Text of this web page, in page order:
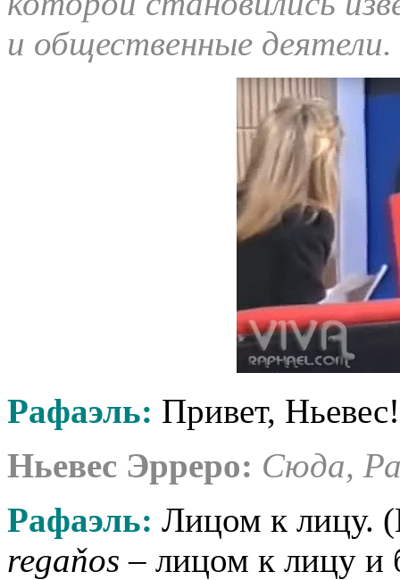
и общественные деятели.
Рафаэль: Привет, Ньевес!
Ньевес Эрреро: Сюда,
Рафаэль: Лицом к лицу.
regaňos – лицом к лицу и